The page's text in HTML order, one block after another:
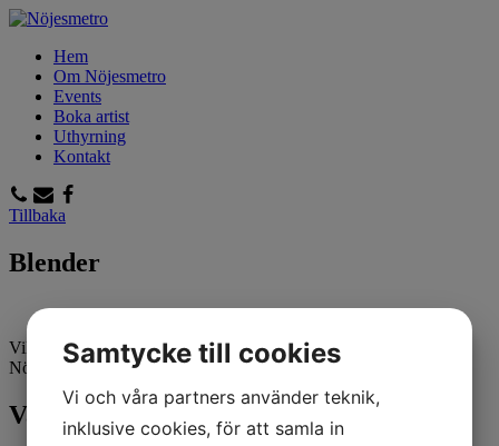
Hem
Om Nöjesmetro
Events
Boka artist
Uthyrning
Kontakt
Tillbaka
Blender
Vill du boka Blender till ert evenemang? Kontakta oss på
Nöjesmetro!Klicka här!
Valdemarsvik
Samtycke till cookies
Vi och våra partners använder teknik,
inklusive cookies, för att samla in